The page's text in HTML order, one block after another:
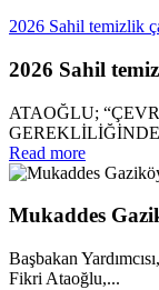
2026 Sahil temizlik
2026 Sahil
ATAOĞLU;
Read more
Mukaddes
Başbakan
Fikri Ataoğlu,...